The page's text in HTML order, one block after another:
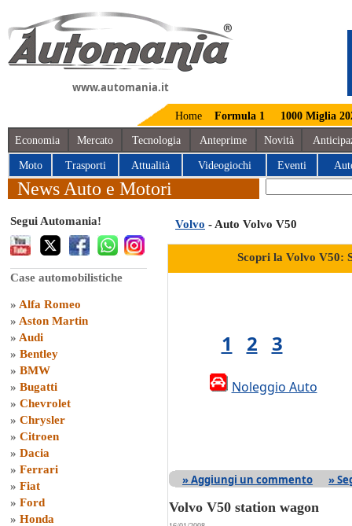
www.automania.it
Home Formula 1 1000 Miglia
Economia Mercato Tecnologia Anteprime Novità
Moto Trasporti Attualità Videogiochi Eventi
News Auto e Motori
Segui Automania!
Case automobilistiche
» Alfa Romeo
» Aston Martin
» Audi
» Bentley
» BMW
» Bugatti
» Chevrolet
» Chrysler
» Citroen
» Dacia
» Ferrari
» Fiat
» Ford
» Honda
Volvo - Auto Volvo V50
Scopri la Volvo V50:
1 2 3
Noleggio Auto
» Aggiungi un commento »
Volvo V50 station wagon